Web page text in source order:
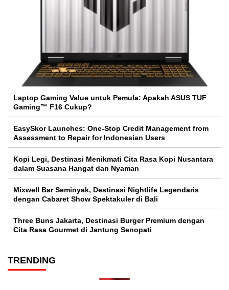
Laptop Gaming Value untuk Pemula: Apakah ASUS TUF
Gaming™ F16 Cukup?
EasySkor Launches: One-Stop Credit Management from
Assessment to Repair for Indonesian Users
Kopi Legi, Destinasi Menikmati Cita Rasa Kopi Nusantara
dalam Suasana Hangat dan Nyaman
Mixwell Bar Seminyak, Destinasi Nightlife Legendaris
dengan Cabaret Show Spektakuler di Bali
Three Buns Jakarta, Destinasi Burger Premium dengan
Cita Rasa Gourmet di Jantung Senopati
TRENDING